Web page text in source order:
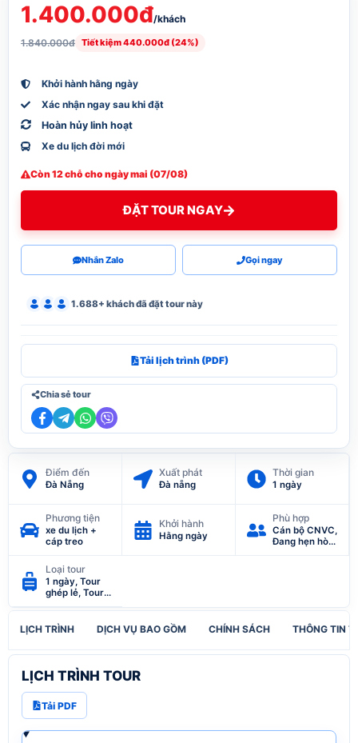
1.400.000đ/khách
1.840.000đ Tiết kiệm 440.000đ (24%)
Khởi hành hằng ngày
Xác nhận ngay sau khi đặt
Hoàn hủy linh hoạt
Xe du lịch đời mới
Còn 12 chỗ cho ngày mai (07/08)
ĐẶT TOUR NGAY
Nhắn Zalo Gọi ngay
1.688+ khách đã đặt tour này
Tải lịch trình (PDF)
Chia sẻ tour
Điểm đến
Đà Nẵng
Xuất phát
Đà nẵng
Thời gian
1 ngày
Phương tiện
xe du lịch +
cáp treo
Khởi hành
Hằng ngày
Phù hợp
Cán bộ CNVC,
Đang hẹn hò,
Loại tour
1 ngày, Tour
ghép lẻ, Tour
LỊCH TRÌNH DỊCH VỤ BAO GỒM CHÍNH SÁCH THÔNG TIN
LỊCH TRÌNH TOUR
Tải PDF